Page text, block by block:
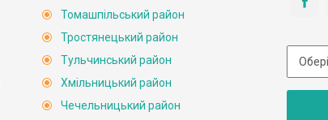
Томашпільський район
Тростянецький район
Тульчинський район
Хмільницький район
Чечельницький район